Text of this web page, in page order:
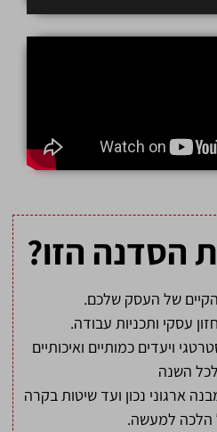
הסדנה הזו?
של העסק שלכם.
עסקי ותכניות עבודה.
ויעדים כמותיים ואיכותיים
לכל השנה
ארגוני נכון ועד שיטות בקרה
הלכה למעשה.